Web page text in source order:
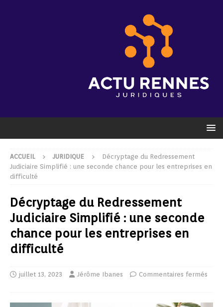
ACCUEIL JURIDIQUE
Décryptage du Redressement
Judiciaire Simplifié : une seconde chance pour les entreprises en
difficulté
Décryptage du Redressement
Judiciaire Simplifié : une seconde
chance pour les entreprises en
difficulté
juillet 13, 2023 Jérôme Ibanes Commentaires fermés